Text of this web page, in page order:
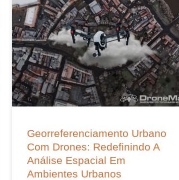
Georreferenciamento Urbano
Com Drones: Redefinindo A
Análise Espacial Em
Ambientes Urbanos